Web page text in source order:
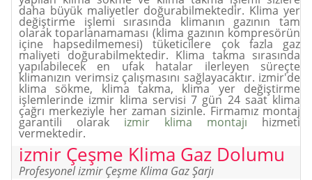
daha büyük maliyetler doğurabilmektedir. Klima yer
değiştirme işlemi sırasında klimanın gazının tam
olarak toparlanamaması (klima gazının kompresörün
içine hapsedilmemesi) tüketicilere çok fazla gaz
maliyeti doğurabilmektedir. Klima takma sırasında
yapılabilecek en ufak hatalar ilerleyen süreçte
klimanızın verimsiz çalışmasını sağlayacaktır. izmir'de
klima sökme, klima takma, klima yer değiştirme
işlemlerinde izmir klima servisi 7 gün 24 saat klima
çağrı merkeziyle her zaman sizinle. Firmamız montaj
garantili olarak izmir klima montajı hizmeti
vermektedir.
izmir Çeşme Klima Gaz Dolumu
Profesyonel izmir Çeşme Klima Gaz Şarjı